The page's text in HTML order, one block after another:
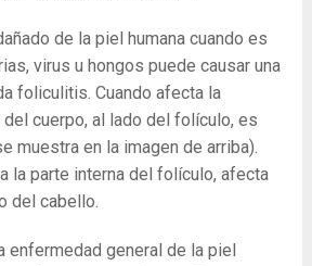
de la piel humana cuando es
virus u hongos puede causar una
foliculitis. Cuando afecta la
cuerpo, al lado del folículo, es
muestra en la imagen de arriba).
la parte interna del folículo, afecta
del cabello.
enfermedad general de la piel